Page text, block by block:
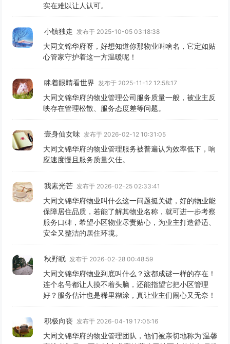
实在难以让人认可。
小镇独走 发布于 2025-10-05 03:18:38
大同文锦华府呀，好想知道你那物业叫啥名，它定如贴
心管家守护着这一方温暖呢！
眯着眼睛看世界 发布于 2025-11-12 12:58:17
大同文锦华府的物业管理公司服务质量一般，被业主反
映存在管理松散、服务态度差等问题。
壹身仙女味 发布于 2026-02-12 10:31:05
大同文锦华府的物业管理服务被普遍认为效率低下，响
应速度慢且服务质量欠佳。
我素光芒 发布于 2026-02-25 02:33:41
大同文锦华府物业叫什么这一问题挺关键，好的物业能
保障居住品质，若能了解其物业名称，就可进一步考察
服务口碑，希望小区物业尽责贴心，为业主打造舒适、
安全又整洁的居住环境。
秋野眠 发布于 2026-02-28 00:48:59
大同文锦华府物业到底叫什么？这都成谜一样的存在！
连个名号都让人摸不着头脑，还能指望它把小区管理
好？服务估计也是稀里糊涂，真让业主们闹心又无奈！
积极向丧 发布于 2026-04-19 17:05:16
大同文锦华府的物业管理团队，他们被亲切地称为'温馨